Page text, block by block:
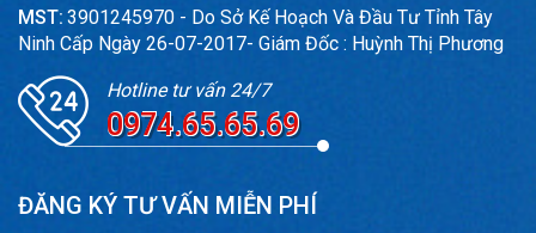
MST: 3901245970 - Do Sở Kế Hoạch Và Đầu Tư Tỉnh Tây
Ninh Cấp Ngày 26-07-2017- Giám Đốc : Huỳnh Thị Phương
Hotline tư vấn 24/7
0974.65.65.69
ĐĂNG KÝ TƯ VẤN MIỄN PHÍ